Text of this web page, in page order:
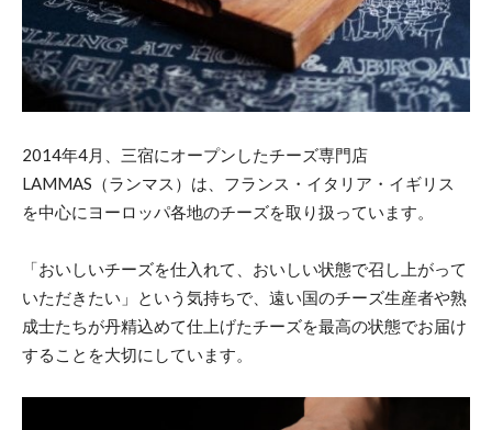
2014年4月、三宿にオープンしたチーズ専門店
LAMMAS（ランマス）は、フランス・イタリア・イギリス
を中心にヨーロッパ各地のチーズを取り扱っています。
「おいしいチーズを仕入れて、おいしい状態で召し上がって
いただきたい」という気持ちで、遠い国のチーズ生産者や熟
成士たちが丹精込めて仕上げたチーズを最高の状態でお届け
することを大切にしています。